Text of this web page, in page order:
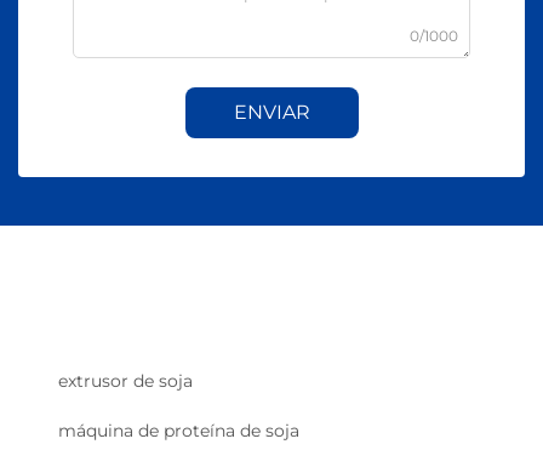
0/1000
ENVIAR
extrusor de soja
máquina de proteína de soja